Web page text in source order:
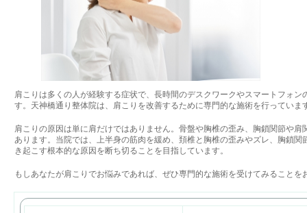
肩こりは多くの人が経験する症状で、長時間のデスクワークやスマートフォン
す。天神橋通り整体院は、肩こりを改善するために専門的な施術を行っていま
肩こりの原因は単に肩だけではありません。骨盤や胸椎の歪み、胸鎖関節や肩
あります。当院では、上半身の筋肉を緩め、頚椎と胸椎の歪みやズレ、胸鎖関
き起こす根本的な原因を断ち切ることを目指しています。
もしあなたが肩こりでお悩みであれば、ぜひ専門的な施術を受けてみることを